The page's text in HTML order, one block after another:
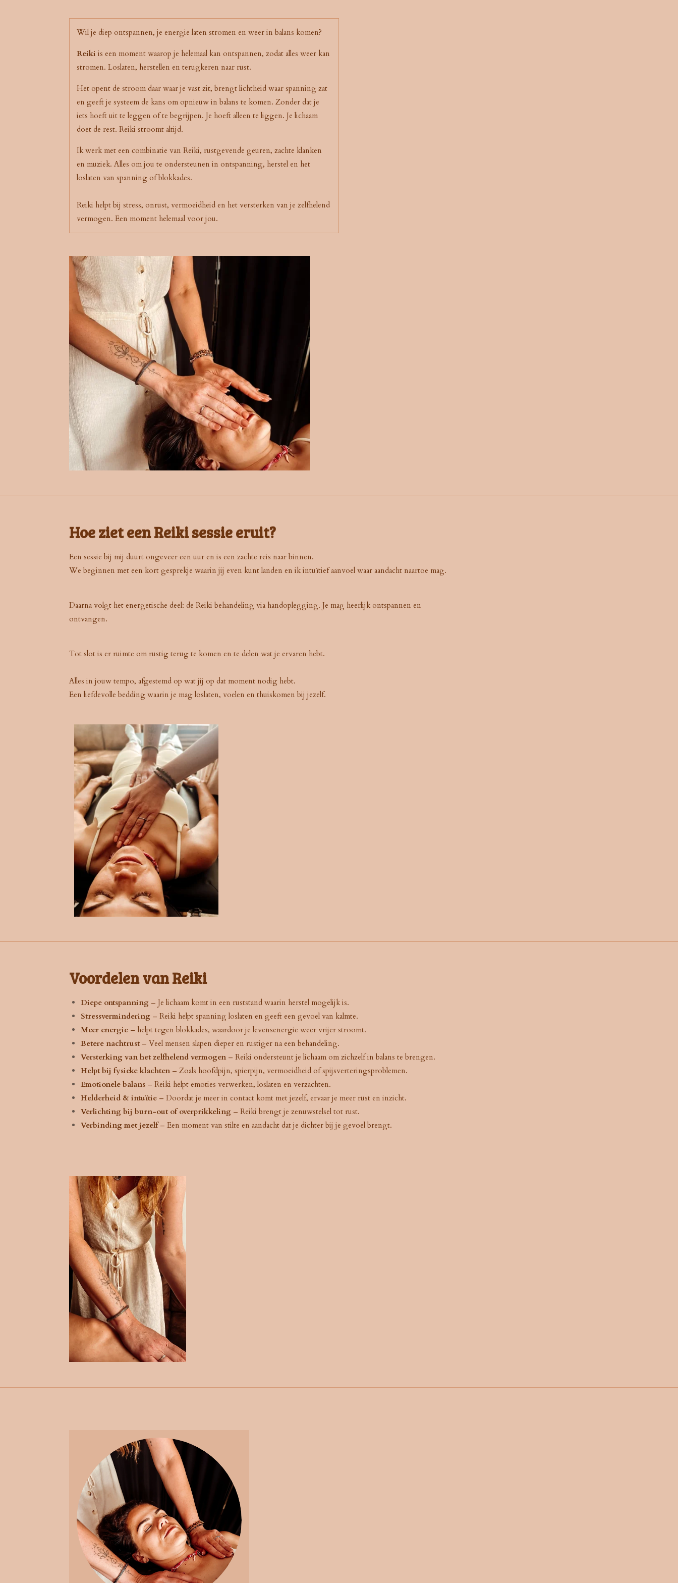
Wil je diep ontspannen, je energie laten stromen en weer in balans komen?
Reiki is een moment waarop je helemaal kan ontspannen, zodat alles weer kan
stromen. Loslaten, herstellen en terugkeren naar rust.
Het opent de stroom daar waar je vast zit, brengt lichtheid waar spanning zat
en geeft je systeem de kans om opnieuw in balans te komen. Zonder dat je
iets hoeft uit te leggen of te begrijpen. Je hoeft alleen te liggen. Je lichaam
doet de rest. Reiki stroomt altijd.
Ik werk met een combinatie van Reiki, rustgevende geuren, zachte klanken
en muziek. Alles om jou te ondersteunen in ontspanning, herstel en het
loslaten van spanning of blokkades.
Reiki helpt bij stress, onrust, vermoeidheid en het versterken van je zelfhelend
vermogen. Een moment helemaal voor jou.
Hoe ziet een Reiki sessie eruit?
Een sessie bij mij duurt ongeveer een uur en is een zachte reis naar binnen.
We beginnen met een kort gesprekje waarin jij even kunt landen en ik intuïtief aanvoel waar aandacht naartoe mag.
Daarna volgt het energetische deel: de Reiki behandeling via handoplegging. Je mag heerlijk ontspannen en
ontvangen.
Tot slot is er ruimte om rustig terug te komen en te delen wat je ervaren hebt.
Alles in jouw tempo, afgestemd op wat jij op dat moment nodig hebt.
Een liefdevolle bedding waarin je mag loslaten, voelen en thuiskomen bij jezelf.
Voordelen van Reiki
Diepe ontspanning – Je lichaam komt in een ruststand waarin herstel mogelijk is.
Stressvermindering – Reiki helpt spanning loslaten en geeft een gevoel van kalmte.
Meer energie– helpt tegen blokkades, waardoor je levensenergie weer vrijer stroomt.
Betere nachtrust– Veel mensen slapen dieper en rustiger na een behandeling.
Versterking van het zelfhelend vermogen– Reiki ondersteunt je lichaam om zichzelf in balans te brengen.
Helpt bij fysieke klachten– Zoals hoofdpijn, spierpijn, vermoeidheid of spijsverteringsproblemen.
Emotionele balans– Reiki helpt emoties verwerken, loslaten en verzachten.
Helderheid & intuïtie– Doordat je meer in contact komt met jezelf, ervaar je meer rust en inzicht.
Verlichting bij burn-out of overprikkeling – Reiki brengt je zenuwstelsel tot rust.
Verbinding met jezelf– Een moment van stilte en aandacht dat je dichter bij je gevoel brengt.